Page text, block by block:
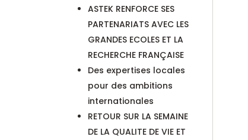
ASTEK RENFORCE SES
PARTENARIATS AVEC LES
GRANDES ECOLES ET LA
RECHERCHE FRANÇAISE
Des expertises locales
pour des ambitions
internationales
RETOUR SUR LA SEMAINE
DE LA QUALITE DE VIE ET